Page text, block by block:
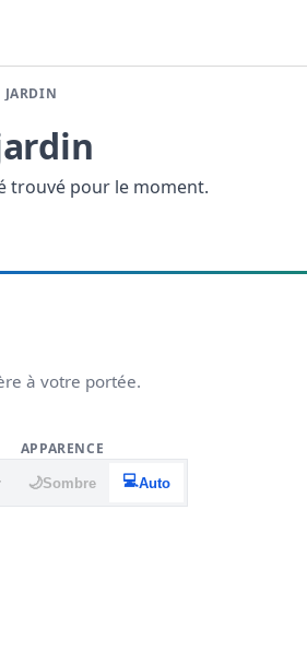
JARDIN
trouvé pour le moment.
à votre portée.
APPARENCE
🌙Sombre 💻Auto